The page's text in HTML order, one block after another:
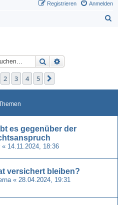
Anmelden
Registrieren
Suche
2 3 4 5
es gegenüber der
« 14.11.2024, 18:36
versichert bleiben?
« 28.04.2024, 19:31